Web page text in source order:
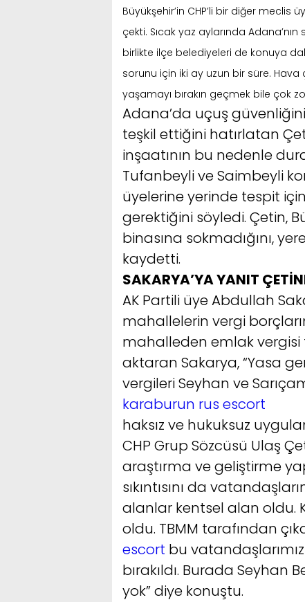
Büyükşehir’in CHP’li bir diğer meclis
çekti. Sıcak yaz aylarında
birlikte ilçe belediyeleri de konuya
sorunu için iki ay uzun bir süre.
yaşamayı bırakın geçmek bile çok
Adana’da uçuş
teşkil ettiğini hatırlatan
inşaatının bu nedenle
Tufanbeyli ve Saimbeyli
üyelerine yerinde tespit
gerektiğini söyledi. Çetin,
binasına sokmadığını,
kaydetti.
SAKARYA’YA YANIT
AK Partili üye Abdullah
mahallelerin vergi
mahalleden emlak vergisi
aktaran Sakarya, “Yasa
vergileri Seyhan ve
karaburun rus escort
haksız ve hukuksuz
CHP Grup Sözcüsü Ulaş
araştırma ve geliştirme
sıkıntısını da
alanlar kentsel alan oldu.
oldu. TBMM tarafından
escort bu
bırakıldı. Burada Seyhan
yok” diye konuştu.